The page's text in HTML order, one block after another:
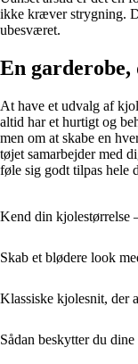
ikke kræver strygning.
ubesværet.
En
At have et udvalg af
altid har et hurtigt og
men om at skabe en
tøjet samarbejder med
føle sig godt tilpas hele
Kend din kjolestørrelse
Skab et blødere look
Klassiske kjolesnit, der
Sådan beskytter du